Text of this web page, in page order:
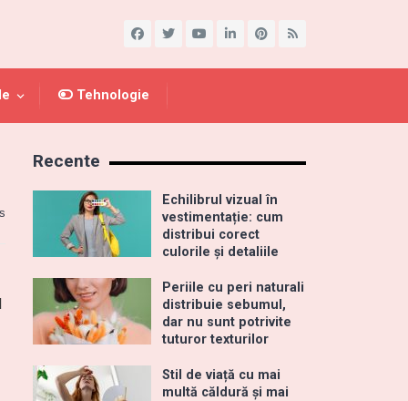
Tehnologie
Recente
Echilibrul vizual în
vestimentație: cum
distribui corect
culorile și detaliile
Periile cu peri naturali
distribuie sebumul,
dar nu sunt potrivite
tuturor texturilor
Stil de viață cu mai
multă căldură și mai